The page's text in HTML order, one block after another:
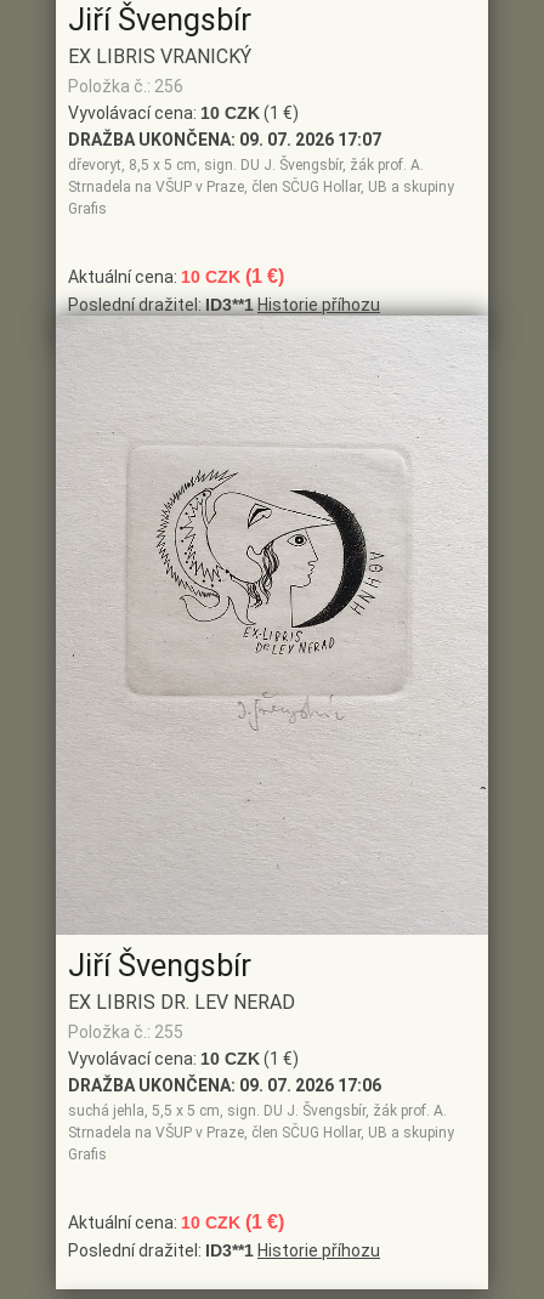
Jiří Švengsbír
EX LIBRIS VRANICKÝ
Položka č.: 256
Vyvolávací cena: 10 CZK(1 €)
DRAŽBA UKONČENA: 09. 07. 2026 17:07
dřevoryt, 8,5 x 5 cm, sign. DU J. Švengsbír, žák prof. A.
Strnadela na VŠUP v Praze, člen SČUG Hollar, UB a skupiny
Grafis
Aktuální cena: 10 CZK (1 €)
Poslední dražitel:ID3**1Historie příhozu
Jiří Švengsbír
EX LIBRIS DR. LEV NERAD
Položka č.: 255
Vyvolávací cena: 10 CZK(1 €)
DRAŽBA UKONČENA: 09. 07. 2026 17:06
suchá jehla, 5,5 x 5 cm, sign. DU J. Švengsbír, žák prof. A.
Strnadela na VŠUP v Praze, člen SČUG Hollar, UB a skupiny
Grafis
Aktuální cena: 10 CZK (1 €)
Poslední dražitel: ID3**1 Historie příhozu